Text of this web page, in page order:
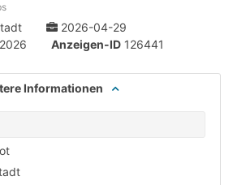
2026-04-29
Anzeigen-ID 126441
Informationen